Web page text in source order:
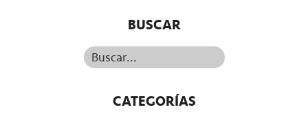
BUSCAR
Buscar...
CATEGORÍAS